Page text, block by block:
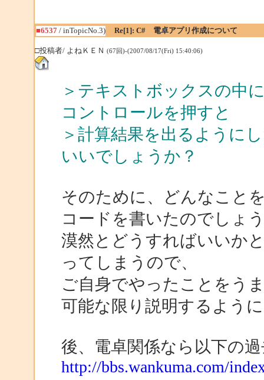
■6537/ inTopicNo.3) Re[1]: C# 電卓アプリ作成について
□投稿者/ よねＫＥＮ (67回)-(2007/08/17(Fri) 15:40:06)
＞テキストボックスの中
コントロールを押すと
＞計算結果を出るように
いいでしょうか？
そのために、どんなこと
コードを書いたのでしょ
漠然とどうすればいいか
ってしまうので、
ご自身でやったことをう
可能な限り説明するよう
後、電卓関係なら以下の
http://bbs.wankuma.com/